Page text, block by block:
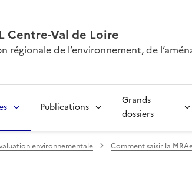
Centre-Val de Loire
régionale de l’environnement, de
Publications
Grands
dossiers
environnementale Comment saisir la